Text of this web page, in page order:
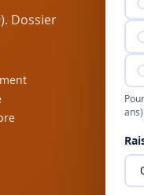
Dossier